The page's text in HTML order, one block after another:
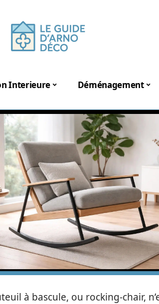
Interieure Déménagement
à bascule, ou rocking-chair,